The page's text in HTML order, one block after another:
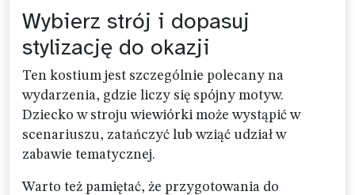
Wybierz strój i dopasuj
stylizację do okazji
Ten kostium jest szczególnie polecany na
wydarzenia, gdzie liczy się spójny motyw.
Dziecko w stroju wiewiórki może wystąpić w
scenariuszu, zatańczyć lub wziąć udział w
zabawie tematycznej.
Warto też pamiętać, że przygotowania do